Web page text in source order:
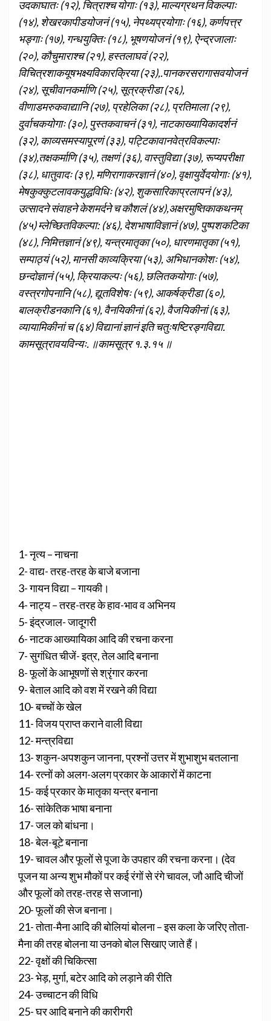
उदकाघातः (१२), चित्राश्च योगाः (१३), माल्यग्रथन विकल्पाः
(१४), शेखरकापीडयोजनं (१५), नेपथ्यप्रयोगाः (१६), कर्णपत्त्र
भङ्गाः (१७), गन्धयुक्तिः (१८), भूषणयोजनं (१९), ऐन्द्रजालाः
(२०), कौचुमाराश्च (२१), हस्तलाघवं (२२),
विचित्रशाकयूषभक्ष्यविकारक्रिया (२३),.पानकरसरागासवयोजनं
(२४), सूचीवानकर्माणि (२५), सूत्रक्रीडा (२६),
वीणाडमरुकवाद्यानि (२७), प्रहेलिका (२८), प्रतिमाला (२९),
दुर्वाचकयोगाः (३०), पुस्तकवाचनं (३१), नाटकाख्यायिकादर्शनं
(३२), काव्यसमस्यापूरणं (३३), पट्टिकावानवेत्रविकल्पाः
(३४),तक्षकर्माणि (३५), तक्षणं (३६), वास्तुविद्या (३७), रूप्यपरीक्षा
(३८), धातुवादः (३९), मणिरागाकरज्ञानं (४०), वृक्षायुर्वेदयोगाः (४१),
मेषकुक्कुटलावकयुद्धविधिः (४२), शुकसारिकाप्रलापनं (४३),
उत्सादने संवाहने केशमर्दने च कौशलं (४४),अक्षरमुष्तिकाकथनम्
(४५) म्लेच्छितविकल्पा: (४६), देशभाषाविज्ञानं (४७), पुष्पशकटिका
(४८), निमित्तज्ञानं (४९), यन्त्रमातृका (५०), धारणमातृका (५१),
सम्पाठ्यं (५२), मानसी काव्यक्रिया (५३), अभिधानकोशः (५४),
छन्दोज्ञानं (५५), क्रियाकल्पः (५६), छलितकयोगाः (५७),
वस्त्रगोपनानि (५८), द्यूतविशेषः (५९), आकर्षक्रीडा (६०),
बालक्रीडनकानि (६१), वैनयिकीनां (६२), वैजयिकीनां (६३),
व्यायामिकीनां च (६४) विद्यानां ज्ञानं इति चतुःषष्टिरङ्गविद्या.
कामसूत्रावयविन्यः. ॥कामसूत्र १.३.१५ ॥
1- नृत्य – नाचना
2- वाद्य- तरह-तरह के बाजे बजाना
3- गायन विद्या – गायकी।
4- नाट्य – तरह-तरह के हाव-भाव व अभिनय
5- इंद्रजाल- जादूगरी
6- नाटक आख्यायिका आदि की रचना करना
7- सुगंधित चीजें- इत्र, तेल आदि बनाना
8- फूलों के आभूषणों से श्रृंगार करना
9- बेताल आदि को वश में रखने की विद्या
10- बच्चों के खेल
11- विजय प्राप्त कराने वाली विद्या
12- मन्त्रविद्या
13- शकुन-अपशकुन जानना, प्रश्नों उत्तर में शुभाशुभ बतलाना
14- रत्नों को अलग-अलग प्रकार के आकारों में काटना
15- कई प्रकार के मातृका यन्त्र बनाना
16- सांकेतिक भाषा बनाना
17- जल को बांधना।
18- बेल-बूटे बनाना
19- चावल और फूलों से पूजा के उपहार की रचना करना। (देव
पूजन या अन्य शुभ मौकों पर कई रंगों से रंगे चावल, जौ आदि चीजों
और फूलों को तरह-तरह से सजाना)
20- फूलों की सेज बनाना।
21- तोता-मैना आदि की बोलियां बोलना – इस कला के जरिए तोता-
मैना की तरह बोलना या उनको बोल सिखाए जाते हैं।
22- वृक्षों की चिकित्सा
23- भेड़, मुर्गा, बटेर आदि को लड़ाने की रीति
24- उच्चाटन की विधि
25- घर आदि बनाने की कारीगरी